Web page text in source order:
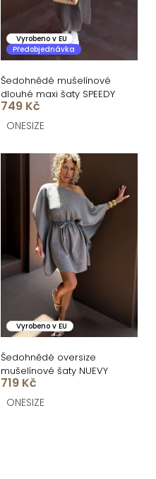
Vyrobeno v EU
Předobjednávka
Šedohnědé mušelínové
dlouhé maxi šaty SPEEDY
749 Kč
ONESIZE
Vyrobeno v EU
Šedohnědé oversize
mušelínové šaty NUEVY
719 Kč
ONESIZE